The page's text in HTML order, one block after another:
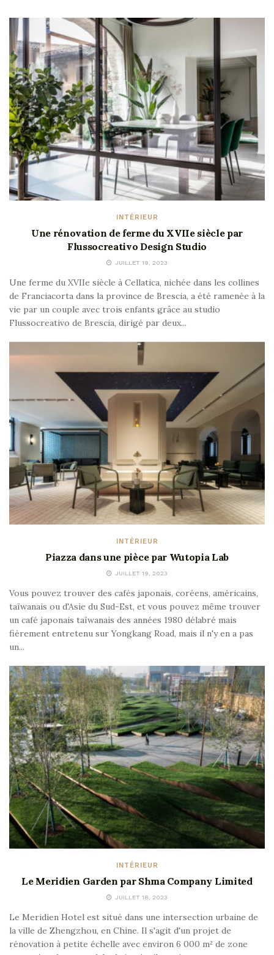
INTÉRIEUR
Une rénovation de ferme du XVIIe siècle par
Flussocreativo Design Studio
JUILLET 19, 2023
Une ferme du XVIIe siècle à Cellatica, nichée dans les collines
de Franciacorta dans la province de Brescia, a été ramenée à la
vie par un couple avec trois enfants grâce au studio
Flussocreativo de Brescia, dirigé par deux...
INTÉRIEUR
Piazza dans une pièce par Wutopia Lab
JUILLET 19, 2023
Vous pouvez trouver des cafés japonais, coréens, américains,
taïwanais ou d'Asie du Sud-Est, et vous pouvez même trouver
un café japonais taïwanais des années 1980 délabré mais
fièrement entretenu sur Yongkang Road, mais il n'y en a pas
un...
INTÉRIEUR
Le Meridien Garden par Shma Company Limited
JUILLET 18, 2023
Le Meridien Hotel est situé dans une intersection urbaine de
la ville de Zhengzhou, en Chine. Il s'agit d'un projet de
rénovation à petite échelle avec environ 6 000 m² de zone